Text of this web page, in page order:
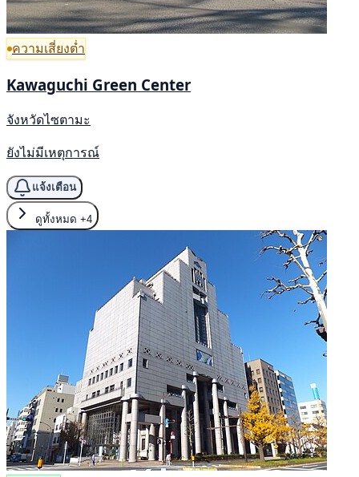
ความเสี่ยงต่ำ
Kawaguchi Green Center
จังหวัดไซตามะ
ยังไม่มีเหตุการณ์
แจ้งเตือน
ดูทั้งหมด +4